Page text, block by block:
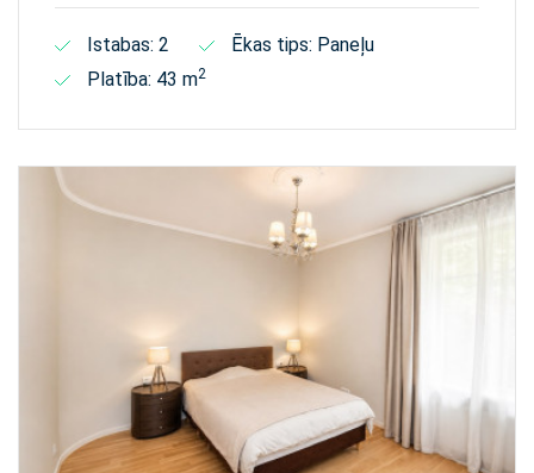
Istabas: 2
Ēkas tips: Paneļu
Platība: 43 m2